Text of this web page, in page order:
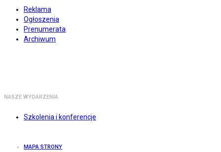
Reklama
Ogłoszenia
Prenumerata
Archiwum
NASZE WYDARZENIA
Szkolenia i konferencje
MAPA STRONY